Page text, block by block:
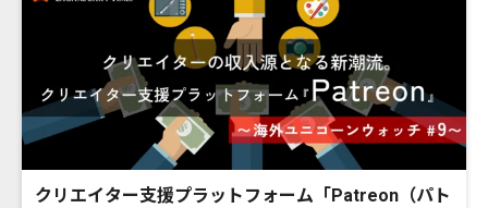
クリエイター支援プラットフォーム「Patreon（パト